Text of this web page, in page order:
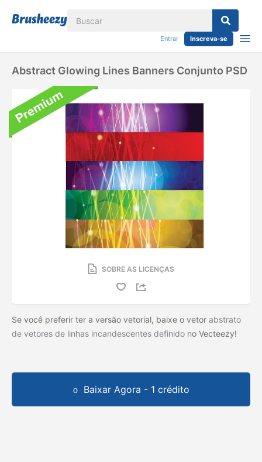
Entrar Inscreva-se
Abstract Glowing Lines Banners Conjunto PSD
SOBRE AS LICENÇAS
Se você preferir ter a versão vetorial, baixe o vetor abstrato
de vetores de linhas incandescentes definido no Vecteezy!
Baixar Agora - 1 crédito